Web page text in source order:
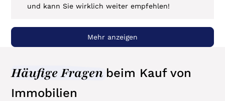
und kann Sie wirklich weiter empfehlen!
‍Ich habe sehr gute Tipps zu Pflegeimmobilien
bekommen. Sie waren sehr höflich, informativ
Mehr anzeigen
Häufige Fragen beim Kauf von
Immobilien